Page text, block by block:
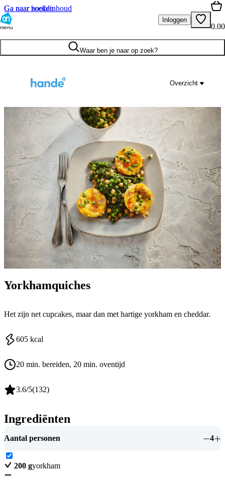
Ga naar hoofdinhoud
Ga naar zoeken
menu
Inloggen
0.00
Waar ben je naar op zoek?
Overzicht
Yorkhamquiches
Het zijn net cupcakes, maar dan met hartige yorkham en cheddar.
605 kcal
20 min. bereiden, 20 min. oventijd
3.6/5(132)
Ingrediënten
Aantal personen 4
200 gyorkham